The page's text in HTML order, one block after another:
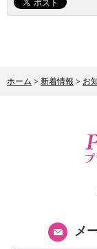
ホーム >新着情報 > お
メ